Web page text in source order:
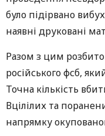
було підірвано
наявні друковані
Разом з цим розбито
російського фсб,
Точна кількість
Вцілілих та
напрямку